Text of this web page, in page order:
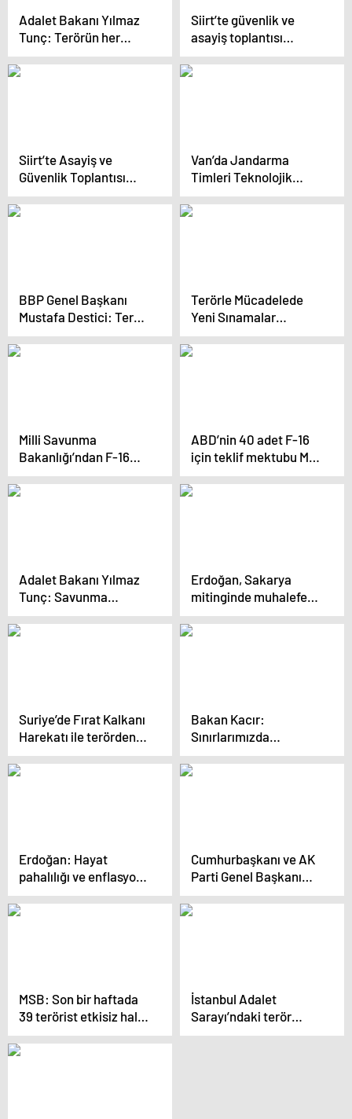
Adalet Bakanı Yılmaz
Tunç: Terörün her
türlüsünün kökünü
kazıyıncaya
Siirt’te güvenlik ve
asayiş toplantısı
gerçekleştirildi
Siirt’te Asayiş ve
Güvenlik Toplantısı
Yapıldı
Van’da Jandarma
Timleri Teknolojik
İmkanlarla Huzur ve
Güvenliği Sağlıyor
BBP Genel Başkanı
Mustafa Destici: Terör
örgütleriyle iş
yapılamaz
Terörle Mücadelede
Yeni Sınamalar
Panelinde Diplomasi ve
Uluslararası
Milli Savunma
Bakanlığı’ndan F-16
Tedarik ve
Modernizasyonu
ABD’nin 40 adet F-16
için teklif mektubu Milli
Savunma Bakanlığı’na
ulaştı
Adalet Bakanı Yılmaz
Tunç: Savunma
Sanayiinde Yerlilik
Oranı Yüzde 80 Oldu
Erdoğan, Sakarya
mitinginde muhalefete
ağır eleştirilerde
bulundu
Suriye’de Fırat Kalkanı
Harekatı ile terörden
arındırılan Bab ilçesi
güvenli liman oldu
Bakan Kacır:
Sınırlarımızda
Teröristan’a İzin
Vermeyeceğiz
Erdoğan: Hayat
pahalılığı ve enflasyon
sorunlarını çözecek
olan yine biziz
Cumhurbaşkanı ve AK
Parti Genel Başkanı
Erdoğan, Rize
mitinginde konuştu: (1)
MSB: Son bir haftada
39 terörist etkisiz hale
getirildi
İstanbul Adalet
Sarayı’ndaki terör
saldırısında Sabancı